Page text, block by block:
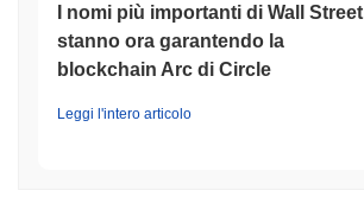
I nomi più importanti di Wall Street
stanno ora garantendo la
blockchain Arc di Circle
Leggi l'intero articolo